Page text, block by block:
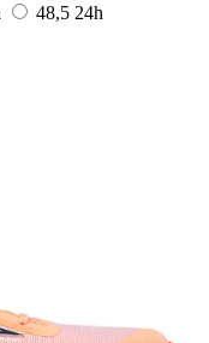
48,5 24h